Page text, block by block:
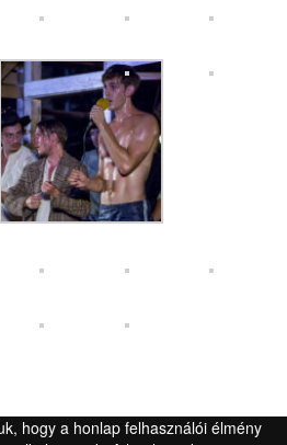
hogy a honlap felhasználói élmény